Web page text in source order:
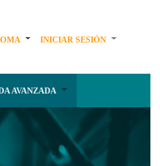
INICIAR SESIÓN
AVANZADA